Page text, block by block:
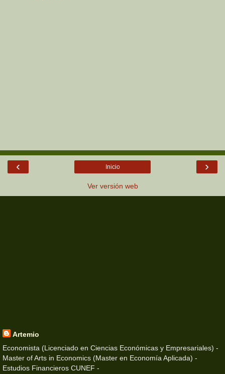
‹ ›
Inicio
Ver versión web
Artemio
Economista (Licenciado en Ciencias Económicas y Empresariales) -
Master of Arts in Economics (Master en Economía Aplicada) -
Estudios Financieros CUNEF -